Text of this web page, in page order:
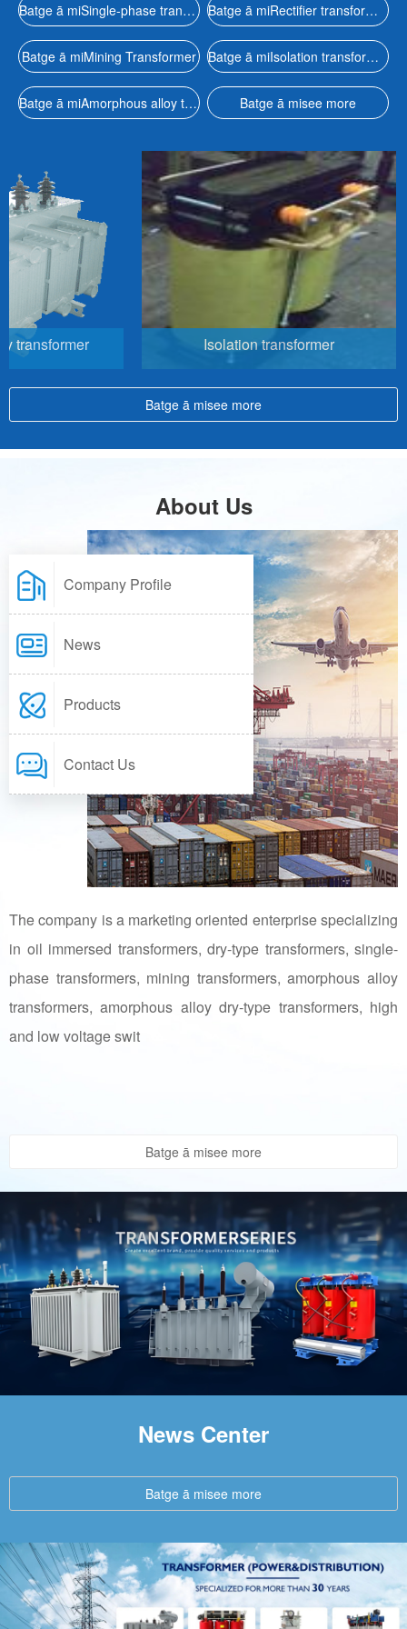
Batge ā miSingle-phase transformer Batge ā miRectifier transformer
Batge ā miMining Transformer Batge ā miIsolation transformer
Batge ā miAmorphous alloy transformer Batge ā misee more
Isolation transformer
Batge ā misee more
About Us
Company Profile
News
Products
Contact Us
The company is a marketing oriented enterprise specializing
in oil immersed transformers, dry-type transformers, single-
phase transformers, mining transformers, amorphous alloy
transformers, amorphous alloy dry-type transformers, high
and low voltage swit
Batge ā misee more
News Center
Batge ā misee more